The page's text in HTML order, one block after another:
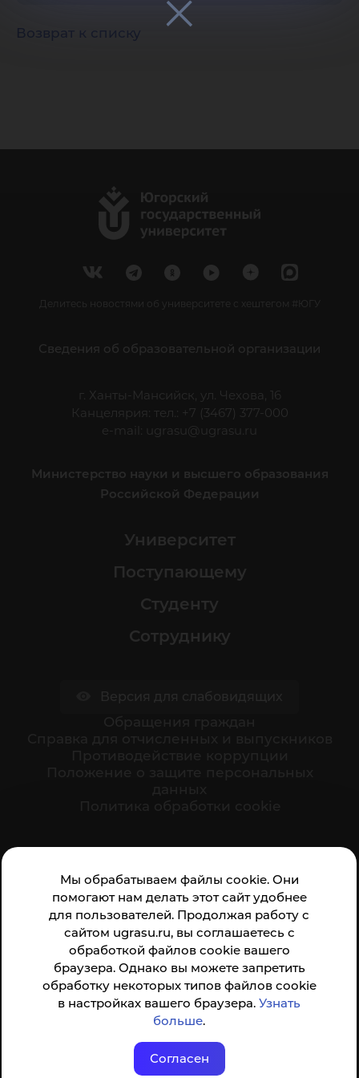
Мы обрабатываем файлы cookie. Они
помогают нам делать этот сайт удобнее
для пользователей. Продолжая работу с
сайтом ugrasu.ru, вы соглашаетесь с
обработкой файлов cookie вашего
браузера. Однако вы можете запретить
обработку некоторых типов файлов cookie
в настройках вашего браузера.Узнать
больше.
Согласен
Возврат к списку
Делитесь новостями об университете с хештегом #ЮГУ
Сведения об образовательной организации
г. Ханты-Мансийск, ул. Чехова, 16
Канцелярия: тел.: +7 (3467) 377-000
e-mail:
ugrasu@ugrasu.ru
Министерство науки и высшего образования
Российской Федерации
Университет
Поступающему
Студенту
Сотруднику
организации:
Анкета доступна по QR-коду, а так же по прямой
ссылке
© ФГБОУ ВО ЮГУ 2001–2026